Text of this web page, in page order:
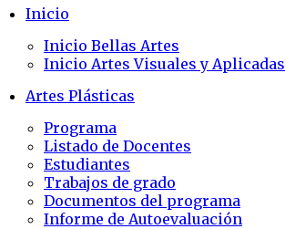
Inicio
Inicio Bellas Artes
Inicio Artes Visuales y Aplicadas
Artes Plásticas
Programa
Listado de Docentes
Estudiantes
Trabajos de grado
Documentos del programa
Informe de Autoevaluación